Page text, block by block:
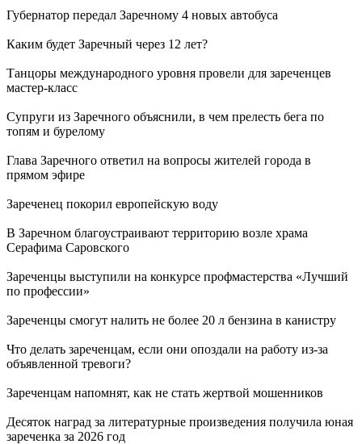
Губернатор передал Заречному 4 новых автобуса
Каким будет Заречный через 12 лет?
Танцоры международного уровня провели для зареченцев
мастер-класс
Супруги из Заречного объяснили, в чем прелесть бега по
топям и бурелому
Глава Заречного ответил на вопросы жителей города в
прямом эфире
Зареченец покорил европейскую воду
В Заречном благоустраивают территорию возле храма
Серафима Саровского
Зареченцы выступили на конкурсе профмастерства «Лучший
по профессии»
Зареченцы смогут налить не более 20 л бензина в канистру
Что делать зареченцам, если они опоздали на работу из-за
объявленной тревоги?
Зареченцам напомнят, как не стать жертвой мошенников
Десяток наград за литературные произведения получила юная
зареченка за 2026 год